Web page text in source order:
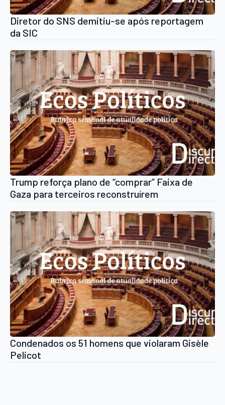
Diretor do SNS demitiu-se após reportagem
da SIC
Trump reforça plano de “comprar” Faixa de
Gaza para terceiros reconstruírem
Condenados os 51 homens que violaram Gisèle
Pelicot